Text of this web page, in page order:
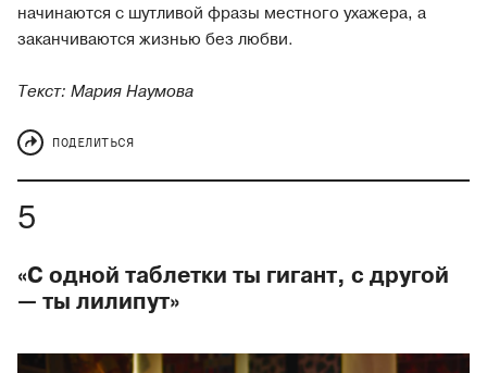
начинаются с шутливой фразы местного ухажера, а
заканчиваются жизнью без любви.
Текст: Мария Наумова
ПОДЕЛИТЬСЯ
«С одной таблетки ты гигант, с другой
— ты лилипут»